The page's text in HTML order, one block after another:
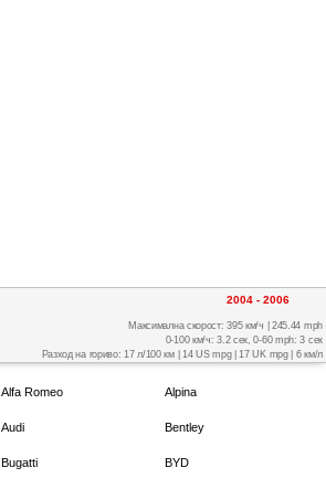
2004 - 2006
Максимална скорост: 395 км/ч | 245.44 mph
0-100 км/ч: 3.2 сек, 0-60 mph: 3 сек
Разход на гориво: 17 л/100 км | 14 US mpg | 17 UK mpg | 6 км/л
Alfa Romeo Alpina
Audi Bentley
Bugatti BYD